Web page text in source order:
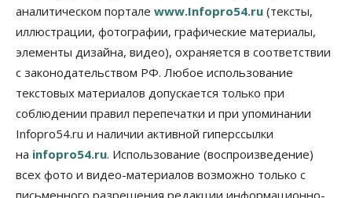
Авто Общество
Треть автовладельцев в Новосибирской области
«поставили машины на прикол»
07 Августа 2026, 13:00
Власть
Школы, библиотеки, пешеходные тротуары:
депутаты Госдумы контролируют работы на
социальных объектах
07 Августа 2026, 12:35
Общество
аналитическом портале www.Infopro54.ru (тексты,
иллюстрации, фотографии, графические материалы,
элементы дизайна, видео), охраняется в соответствии
с законодательством РФ. Любое использование
текстовых материалов допускается только при
соблюдении правил перепечатки и при упоминании
Infopro54.ru и наличии активной гиперссылки
на infopro54.ru. Использование (воспроизведение)
всех фото и видео-материалов возможно только с